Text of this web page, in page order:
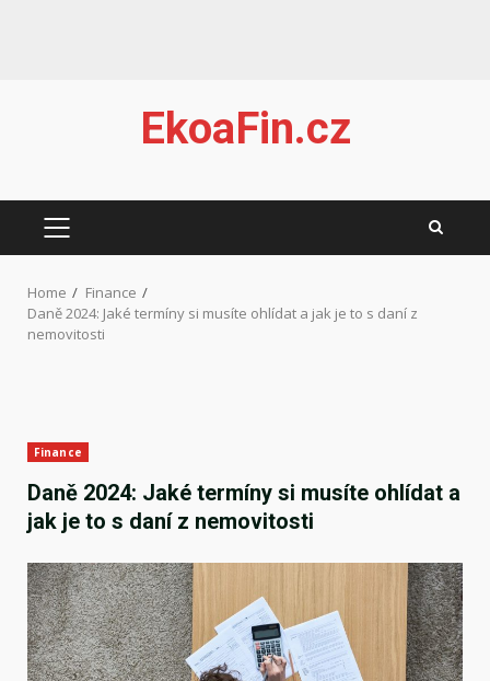
EkoaFin.cz
PRIMARY
Home
Finance
Daně 2024: Jaké termíny si musíte ohlídat a jak je to s daní z
nemovitosti
Finance
Daně 2024: Jaké termíny si musíte ohlídat a
jak je to s daní z nemovitosti